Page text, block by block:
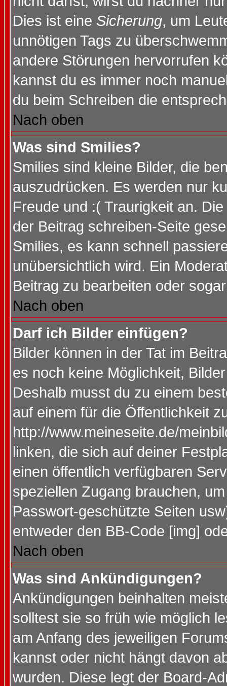
Dies ist eine Sicherung, um
unnötigen Tags zu
andere Störungen hervorrufen
kannst du es immer noch
du beim Schreiben die
Nach oben
Was sind Smilies?
Smilies sind kleine Bilder, die
auszudrücken. Es werden nur
Freude und :( Traurigkeit an.
der Beitrag schreiben-Seite
Smilies, es kann schnell
unübersichtlich wird. Ein
Beitrag zu bearbeiten oder
Nach oben
Darf ich Bilder einfügen?
Bilder können in der Tat im
es noch keine Möglichkeit,
Deshalb musst du zu einem
auf einem für die Öffentlichkeit
http://www.meineseite.de/
linken, die sich auf deiner
einen öffentlich verfügbaren
speziellen Zugang brauchen,
Passwort-geschützte Seiten
entweder den BB-Code [img]
Nach oben
Was sind Ankündigungen?
Ankündigungen beinhalten
solltest sie so früh wie möglich
am Anfang des jeweiligen
kannst oder nicht hängt davon
wurden. Diese legt der Board-